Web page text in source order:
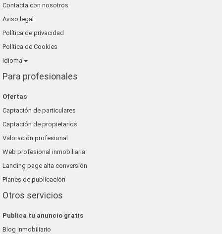
Contacta con nosotros
Aviso legal
Política de privacidad
Política de Cookies
Idioma
Para profesionales
Ofertas
Captación de particulares
Captación de propietarios
Valoración profesional
Web profesional inmobiliaria
Landing page alta conversión
Planes de publicación
Otros servicios
Publica tu anuncio gratis
Blog inmobiliario